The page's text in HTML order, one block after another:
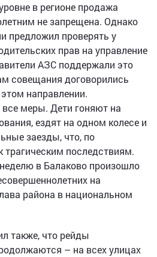
в регионе продажа
не запрещена. Однако
предложил проверять у
прав на управление
АЗС поддержали это
совещания договорились
направлении.
меры. Дети гоняют на
ездят на одном колесе и
заезды, что, по
трагическим последствиям.
в Балаково произошло
на
района в национальном
также, что рейды
– на всех улицах